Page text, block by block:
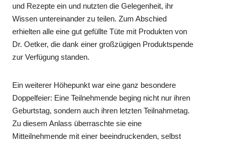
und Rezepte ein und nutzten die Gelegenheit, ihr
Wissen untereinander zu teilen. Zum Abschied
erhielten alle eine gut gefüllte Tüte mit Produkten von
Dr. Oetker, die dank einer großzügigen Produktspende
zur Verfügung standen.
Ein weiterer Höhepunkt war eine ganz besondere
Doppelfeier: Eine Teilnehmende beging nicht nur ihren
Geburtstag, sondern auch ihren letzten Teilnahmetag.
Zu diesem Anlass überraschte sie eine
Mitteilnehmende mit einer beeindruckenden, selbst